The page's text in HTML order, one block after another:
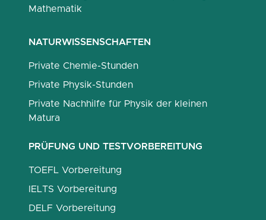
Mathematik
NATURWISSENSCHAFTEN
Private Chemie-Stunden
Private Physik-Stunden
Private Nachhilfe für Physik der kleinen
Matura
PRÜFUNG UND TESTVORBEREITUNG
TOEFL Vorbereitung
IELTS Vorbereitung
DELF Vorbereitung